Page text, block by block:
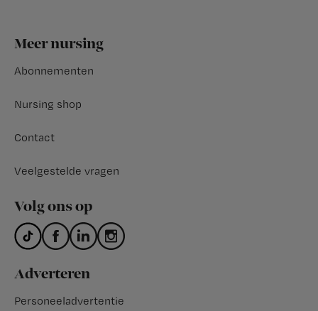
Footer
Meer nursing
Abonnementen
Nursing shop
Contact
Veelgestelde vragen
Volg ons op
Adverteren
Personeeladvertentie